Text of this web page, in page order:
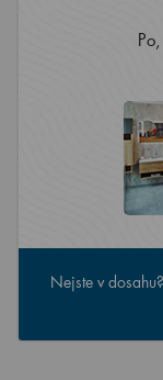
Nejste v